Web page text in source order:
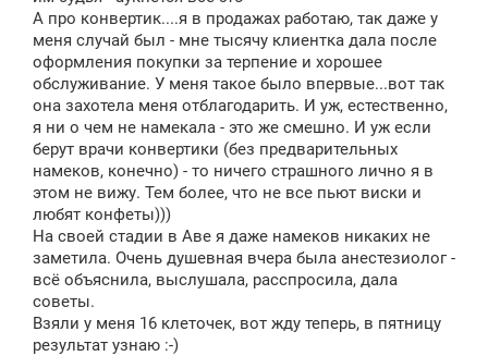
А про конвертик....я в продажах работаю, так даже у
меня случай был - мне тысячу клиентка дала после
оформления покупки за терпение и хорошее
обслуживание. У меня такое было впервые...вот так
она захотела меня отблагодарить. И уж, естественно,
я ни о чем не намекала - это же смешно. И уж если
берут врачи конвертики (без предварительных
намеков, конечно) - то ничего страшного лично я в
этом не вижу. Тем более, что не все пьют виски и
любят конфеты)))
На своей стадии в Аве я даже намеков никаких не
заметила. Очень душевная вчера была анестезиолог -
всё объяснила, выслушала, расспросила, дала
советы.
Взяли у меня 16 клеточек, вот жду теперь, в пятницу
результат узнаю :-)